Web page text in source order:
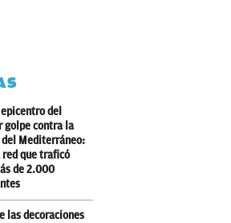
epicentro del
golpe contra la
del Mediterráneo:
red que traficó
de 2.000
las decoraciones